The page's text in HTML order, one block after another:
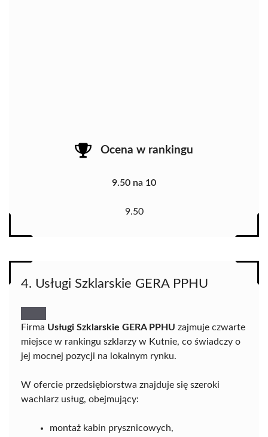
Ocena w rankingu
9.50 na 10
9.50
4. Usługi Szklarskie GERA PPHU
Firma Usługi Szklarskie GERA PPHU zajmuje czwarte
miejsce w rankingu szklarzy w Kutnie, co świadczy o
jej mocnej pozycji na lokalnym rynku.
W ofercie przedsiębiorstwa znajduje się szeroki
wachlarz usług, obejmujący:
montaż kabin prysznicowych,